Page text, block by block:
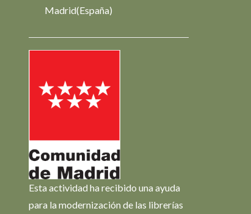
Madrid(España)
Esta actividad ha recibido una ayuda
para la modernización de las librerías